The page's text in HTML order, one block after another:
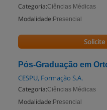
Categoria:Ciências Médicas
Modalidade: Presencial
Pós-Graduação em
CESPU, Formação S.A.
Categoria:Ciências Médicas
Modalidade: Presencial